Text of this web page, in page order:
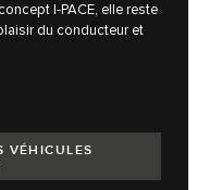
I‑PACE, elle reste
du conducteur et
VÉHICULES